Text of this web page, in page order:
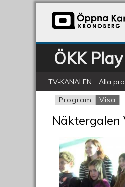
ÖKK Play
TV-KANALEN Alla
Primära flikar
Program Visa
Näktergalen